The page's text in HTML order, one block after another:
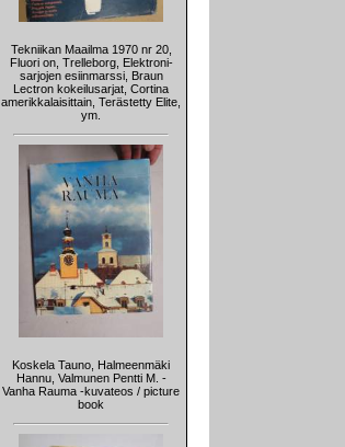
Tekniikan Maailma 1970 nr 20,
Fluori on, Trelleborg, Elektroni-
sarjojen esiinmarssi, Braun
Lectron kokeilusarjat, Cortina
amerikkalaisittain, Terästetty Elite,
ym.
Koskela Tauno, Halmeenmäki
Hannu, Valmunen Pentti M. -
Vanha Rauma -kuvateos / picture
book